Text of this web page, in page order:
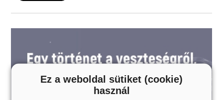
Ez a weboldal sütiket (cookie)
használ